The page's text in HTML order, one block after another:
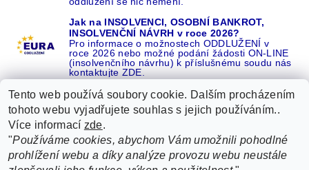
Jak na INSOLVENCI, OSOBNÍ BANKROT,
INSOLVENČNÍ NÁVRH v roce 2026?
Pro informace o možnostech ODDLUŽENÍ v
roce 2026 nebo možné podání žádosti ON-LINE
(insolvenčního návrhu) k příslušnému soudu nás
kontaktujte ZDE.
Recenze o NÁS na GOOGLE 16 let REFERENCÍ v celé ČR |
Recenze o NÁS na SEZNAMU |
ŽÁDEJTE život BEZ DLUHŮ nebo EXEKUCÍ ZDE
Tento web používá soubory cookie. Dalším procházením
tohoto webu vyjadřujete souhlas s jejich používáním..
Více informací zde.
"Používáme cookies, abychom Vám umožnili pohodlné
prohlížení webu a díky analýze provozu webu neustále